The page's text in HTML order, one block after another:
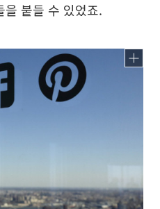
을 붙들 수 있었죠.